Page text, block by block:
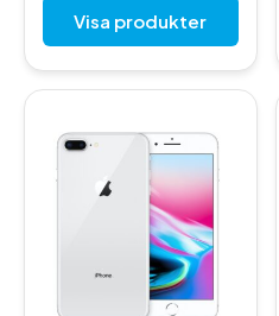
Visa produkter